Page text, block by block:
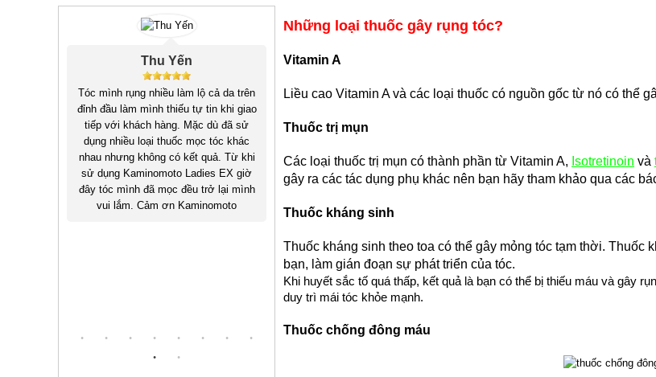
Thu Yến
Tóc mình rụng nhiều làm lộ cả da trên
đỉnh đầu làm mình thiếu tự tin khi giao
tiếp với khách hàng. Mặc dù đã sử
dụng nhiều loại thuốc mọc tóc khác
nhau nhưng không có kết quả. Từ khi
sử dụng Kaminomoto Ladies EX giờ
đây tóc mình đã mọc đều trở lại mình
vui lắm. Cảm ơn Kaminomoto
Hồi còn sinh viên hay thức khuya căng
bị hói, sau khi tìm hiểu và sử dụng
mình đã hồi phục lại rất nhiều mình
hiện giờ rất vui. Xin cảm ơn
Kaminomoto đã cho mình sự tự tin trở
lại.
Thanh Trúc
tượng. Xin cảm ơn
Những loại thuốc gây rụng tóc?
Vitamin A
Liều cao Vitamin A và các loại thuốc có nguồn gốc từ nó có thể
Thuốc trị mụn
Các loại thuốc trị mụn có thành phần từ Vitamin A, Isotretinoin và
gây ra các tác dụng phụ khác nên bạn hãy tham khảo qua các
Thuốc kháng sinh
Thuốc kháng sinh theo toa có thể gây mỏng tóc tạm thời. Thuốc
bạn, làm gián đoạn sự phát triển của tóc.
Khi huyết sắc tố quá thấp, kết quả là bạn có thể bị thiếu máu và gây
duy trì mái tóc khỏe mạnh.
Thuốc chống đông máu